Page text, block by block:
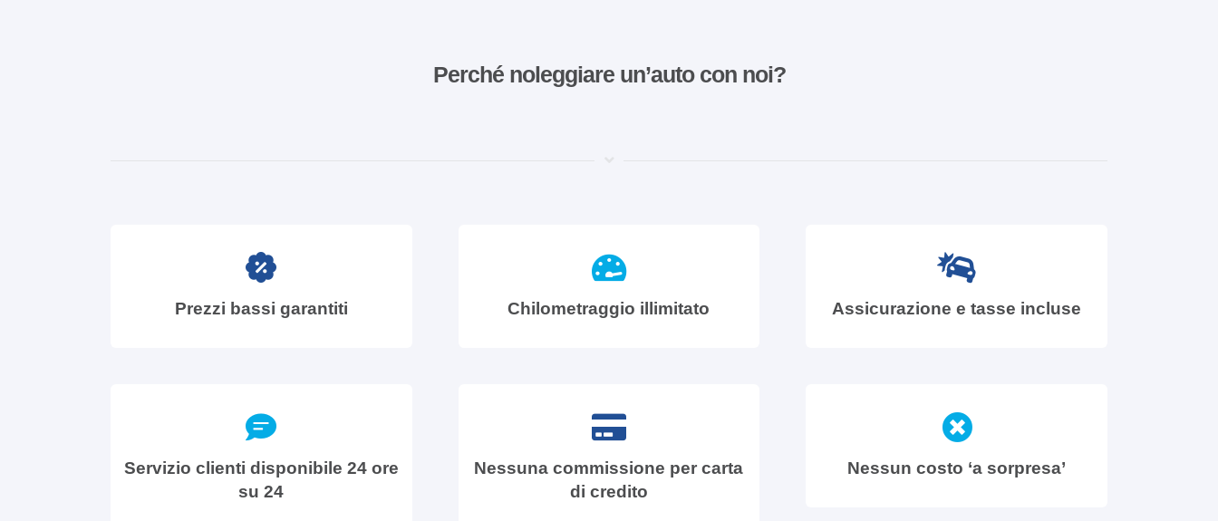
Perché noleggiare un’auto con noi?
Prezzi bassi garantiti Chilometraggio illimitato Assicurazione e tasse incluse
Servizio clienti disponibile 24 ore
su 24
Nessuna commissione per carta
di credito
Nessun costo ‘a sorpresa’